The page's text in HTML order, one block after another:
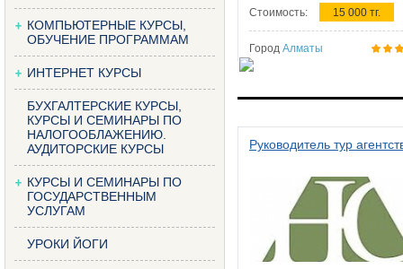
КОМПЬЮТЕРНЫЕ КУРСЫ,
ОБУЧЕНИЕ ПРОГРАММАМ
ИНТЕРНЕТ КУРСЫ
БУХГАЛТЕРСКИЕ КУРСЫ,
КУРСЫ И СЕМИНАРЫ ПО
НАЛОГООБЛАЖЕНИЮ.
АУДИТОРСКИЕ КУРСЫ
КУРСЫ И СЕМИНАРЫ ПО
ГОСУДАРСТВЕННЫМ
УСЛУГАМ
УРОКИ ЙОГИ
Стоимость: 15 000 тг.
Город Алматы
Руководитель тур